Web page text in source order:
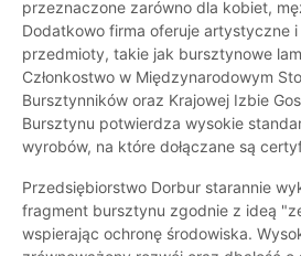
przeznaczone zarówno dla kobiet,
Dodatkowo firma oferuje artystyczne
przedmioty, takie jak bursztynowe
Członkostwo w Międzynarodowym
Bursztynników oraz Krajowej Izbie
Bursztynu potwierdza wysokie
wyrobów, na które dołączane są
Przedsiębiorstwo Dorbur starannie
fragment bursztynu zgodnie z ideą
wspierając ochronę środowiska.